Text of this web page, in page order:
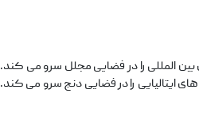
المللی را در فضایی مجلل سرو می کند.
ایتالیایی را در فضایی دنج سرو می کند.